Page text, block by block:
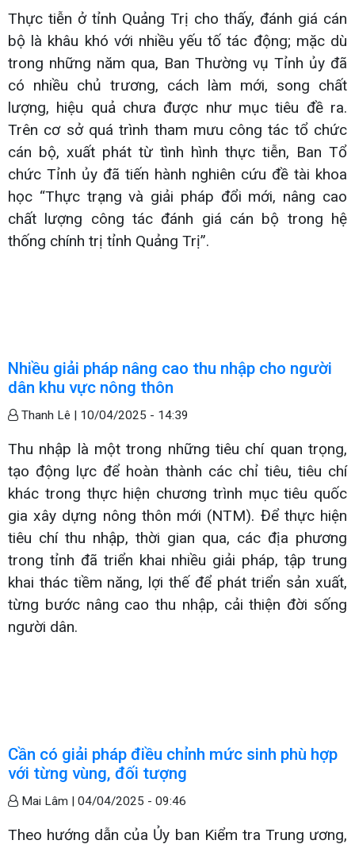
Thực tiễn ở tỉnh Quảng Trị cho thấy, đánh giá cán
bộ là khâu khó với nhiều yếu tố tác động; mặc dù
trong những năm qua, Ban Thường vụ Tỉnh ủy đã
có nhiều chủ trương, cách làm mới, song chất
lượng, hiệu quả chưa được như mục tiêu đề ra.
Trên cơ sở quá trình tham mưu công tác tổ chức
cán bộ, xuất phát từ tình hình thực tiễn, Ban Tổ
chức Tỉnh ủy đã tiến hành nghiên cứu đề tài khoa
học “Thực trạng và giải pháp đổi mới, nâng cao
chất lượng công tác đánh giá cán bộ trong hệ
thống chính trị tỉnh Quảng Trị”.
Nhiều giải pháp nâng cao thu nhập cho người
dân khu vực nông thôn
Thanh Lê | 10/04/2025 - 14:39
Thu nhập là một trong những tiêu chí quan trọng,
tạo động lực để hoàn thành các chỉ tiêu, tiêu chí
khác trong thực hiện chương trình mục tiêu quốc
gia xây dựng nông thôn mới (NTM). Để thực hiện
tiêu chí thu nhập, thời gian qua, các địa phương
trong tỉnh đã triển khai nhiều giải pháp, tập trung
khai thác tiềm năng, lợi thế để phát triển sản xuất,
từng bước nâng cao thu nhập, cải thiện đời sống
người dân.
Cần có giải pháp điều chỉnh mức sinh phù hợp
với từng vùng, đối tượng
Mai Lâm | 04/04/2025 - 09:46
Theo hướng dẫn của Ủy ban Kiểm tra Trung ương,